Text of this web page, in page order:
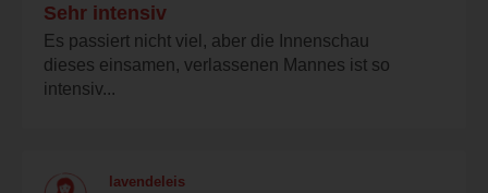
Sehr intensiv
Es passiert nicht viel, aber die Innenschau
dieses einsamen, verlassenen Mannes ist so
intensiv...
lavendeleis